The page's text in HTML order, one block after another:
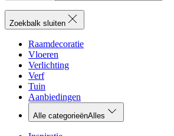
Zoekbalk sluiten
Raamdecoratie
Vloeren
Verlichting
Verf
Tuin
Aanbiedingen
Alle categorieënAlles